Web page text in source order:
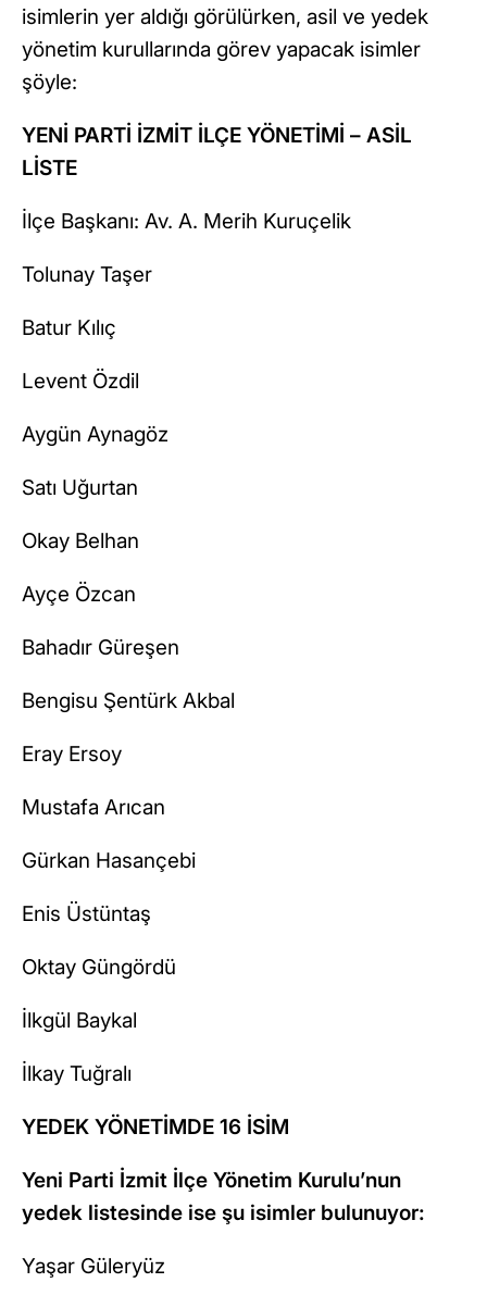
isimlerin yer aldığı görülürken, asil ve yedek
yönetim kurullarında görev yapacak isimler
şöyle:
YENİ PARTİ İZMİT İLÇE YÖNETİMİ – ASİL
LİSTE
İlçe Başkanı: Av. A. Merih Kuruçelik
Tolunay Taşer
Batur Kılıç
Levent Özdil
Aygün Aynagöz
Satı Uğurtan
Okay Belhan
Ayçe Özcan
Bahadır Güreşen
Bengisu Şentürk Akbal
Eray Ersoy
Mustafa Arıcan
Gürkan Hasançebi
Enis Üstüntaş
Oktay Güngördü
İlkgül Baykal
İlkay Tuğralı
YEDEK YÖNETİMDE 16 İSİM
Yeni Parti İzmit İlçe Yönetim Kurulu’nun
yedek listesinde ise şu isimler bulunuyor:
Yaşar Güleryüz